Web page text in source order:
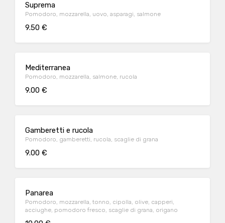
Suprema
Pomodoro, mozzarella, uovo, asparagi, salmone
9.50 €
Mediterranea
Pomodoro, mozzarella, salmone, rucola
9.00 €
Gamberetti e rucola
Pomodoro, gamberetti, rucola, scaglie di grana
9.00 €
Panarea
Pomodoro, mozzarella, tonno, cipolla, olive, capperi,
acciughe, pomodoro fresco, scaglie di grana, origano